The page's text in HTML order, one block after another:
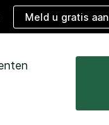
Meld u gratis aan